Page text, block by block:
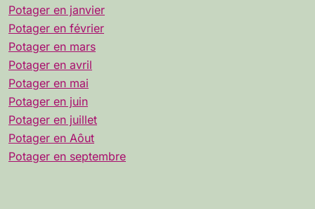
Potager en janvier
Potager en février
Potager en mars
Potager en avril
Potager en mai
Potager en juin
Potager en juillet
Potager en Aôut
Potager en septembre